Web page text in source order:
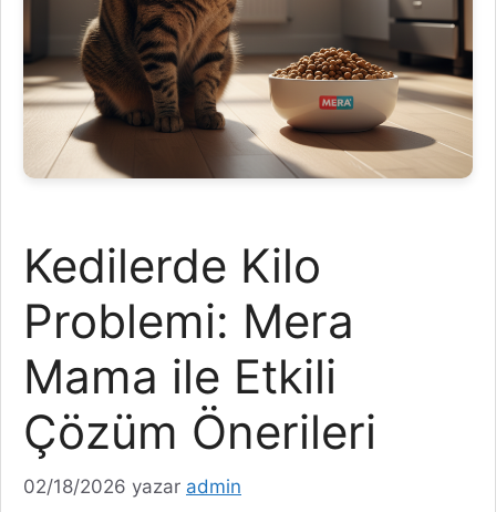
Kedilerde Kilo
Problemi: Mera
Mama ile Etkili
Çözüm Önerileri
02/18/2026 yazar admin